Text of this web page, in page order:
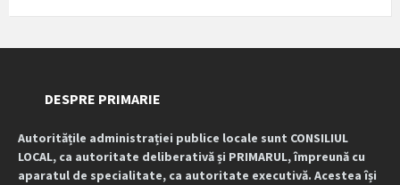
DESPRE PRIMARIE
Autoritățile administrației publice locale sunt CONSILIUL
LOCAL, ca autoritate deliberativă și PRIMARUL, împreună cu
aparatul de specialitate, ca autoritate executivă. Acestea își